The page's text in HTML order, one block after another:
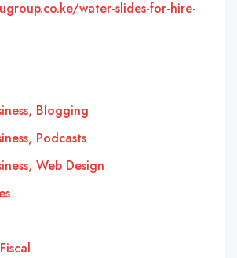
water-slides-for-hire-
Blogging
Podcasts
Web Design